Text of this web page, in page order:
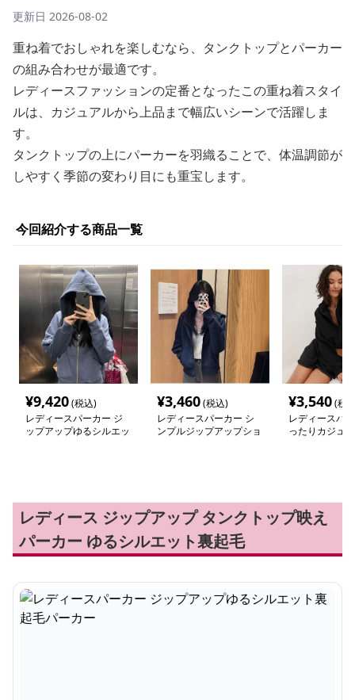
更新日 2026-08-02
重ね着でおしゃれを楽しむなら、タンクトップとパーカー
の組み合わせが最適です。
レディースファッションの定番となったこの重ね着スタイ
ルは、カジュアルから上品まで幅広いシーンで活躍しま
す。
タンクトップの上にパーカーを羽織ることで、体温調節が
しやすく季節の変わり目にも重宝します。
今回紹介する商品一覧
¥9,420(税込)
レディースパーカー ジ
ップアップゆるシルエッ
¥3,460(税込)
レディースパーカー シ
ンプルジップアップショ
¥3,540(税
レディースパ
ったりカジュ
レディース ジップアップ タンクトップ映え
パーカー ゆるシルエット裏起毛